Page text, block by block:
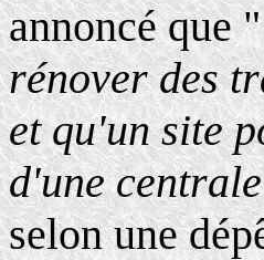
annoncé que
rénover des
et qu'un site
d'une
selon une